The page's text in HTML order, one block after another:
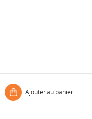
Ajouter au panier